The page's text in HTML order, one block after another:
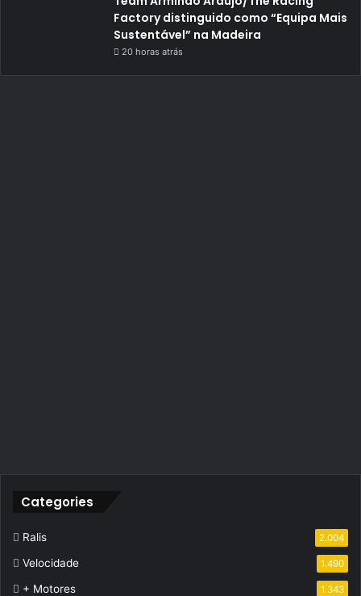
Factory distinguido como “Equipa Mais
Sustentável” na Madeira
20 horas atrás
Categories
Ralis 2.004
Velocidade 1.490
+ Motores 1.343